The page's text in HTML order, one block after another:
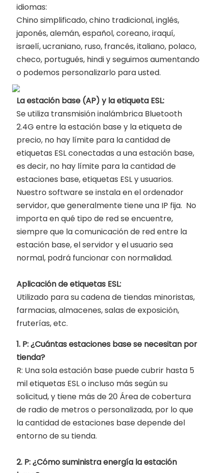
idiomas:
Chino simplificado, chino tradicional, inglés,
japonés, alemán, español, coreano, iraquí,
israelí, ucraniano, ruso, francés, italiano, polaco,
checo, portugués, hindi y seguimos aumentando
o podemos personalizarlo para usted.
La estación base (AP) y la etiqueta ESL:
Se utiliza transmisión inalámbrica Bluetooth
2.4G entre la estación base y la etiqueta de
precio, no hay límite para la cantidad de
etiquetas ESL conectadas a una estación base,
es decir, no hay límite para la cantidad de
estaciones base, etiquetas ESL y usuarios.
Nuestro software se instala en el ordenador
servidor, que generalmente tiene una IP fija. No
importa en qué tipo de red se encuentre,
siempre que la comunicación de red entre la
estación base, el servidor y el usuario sea
normal, podrá funcionar con normalidad.
Aplicación de etiquetas ESL:
Utilizado para su cadena de tiendas minoristas,
farmacias, almacenes, salas de exposición,
fruterías, etc.
1. P: ¿Cuántas estaciones base se necesitan por
tienda?
R: Una sola estación base puede cubrir hasta 5
mil etiquetas ESL o incluso más según su
solicitud, y tiene más de 20 Área de cobertura
de radio de metros o personalizada, por lo que
la cantidad de estaciones base depende del
entorno de su tienda.
2. P: ¿Cómo suministra energía la estación